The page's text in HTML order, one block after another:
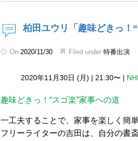
柏田ユウリ「趣味どきっ！
On 2020/11/30 Filed under 特番出演
2020年11月30日 (月) | 21:30〜 |
趣味どきっ！“スゴ楽”家事への道
一工夫することで、家事を楽しく簡
フリーライターの吉田は、自分の書